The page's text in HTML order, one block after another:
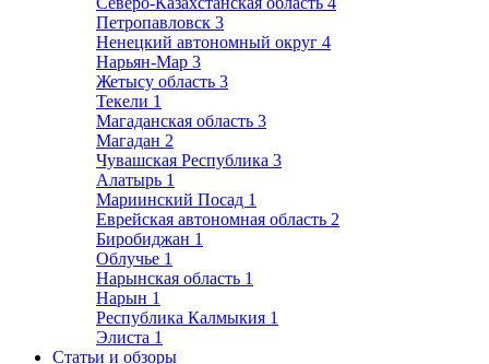
Петропавловск 3
Ненецкий автономный округ 4
Нарьян-Мар 3
Жетысу область 3
Текели 1
Магаданская область 3
Магадан 2
Чувашская Республика 3
Алатырь 1
Мариинский Посад 1
Еврейская автономная область 2
Биробиджан 1
Облучье 1
Нарынская область 1
Нарын 1
Республика Калмыкия 1
Элиста 1
Статьи и обзоры